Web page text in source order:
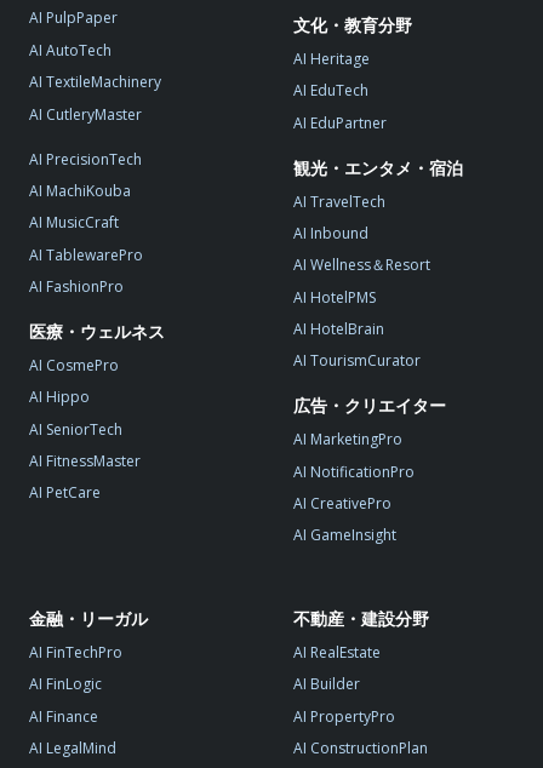
AI PulpPaper
AI AutoTech
AI TextileMachinery
AI CutleryMaster
AI PrecisionTech
AI MachiKouba
AI MusicCraft
AI TablewarePro
AI FashionPro
医療・ウェルネス
AI CosmePro
AI Hippo
AI SeniorTech
AI FitnessMaster
AI PetCare
文化・教育分野
AI Heritage
AI EduTech
AI EduPartner
観光・エンタメ・宿泊
AI TravelTech
AI Inbound
AI Wellness＆Resort
AI HotelPMS
AI HotelBrain
AI TourismCurator
広告・クリエイター
AI MarketingPro
AI NotificationPro
AI CreativePro
AI GameInsight
金融・リーガル
AI FinTechPro
AI FinLogic
AI Finance
AI LegalMind
不動産・建設分野
AI RealEstate
AI Builder
AI PropertyPro
AI ConstructionPlan